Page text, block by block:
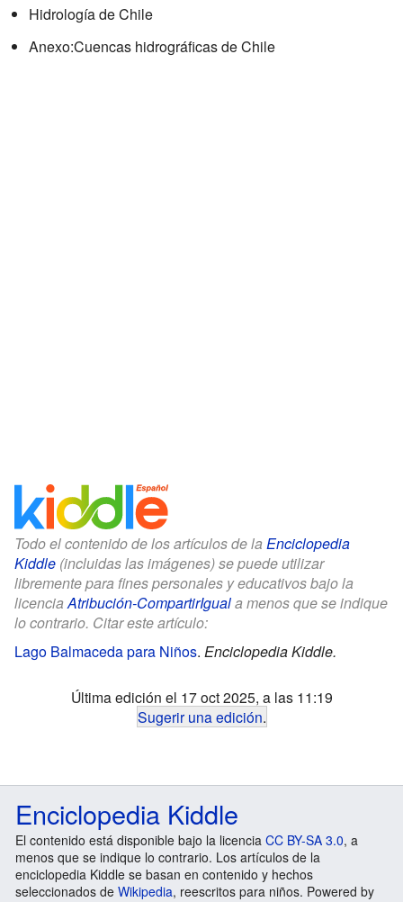
Hidrología de Chile
Anexo:Cuencas hidrográficas de Chile
Todo el contenido de los artículos de la Enciclopedia
Kiddle (incluidas las imágenes) se puede utilizar
libremente para fines personales y educativos bajo la
licenciaAtribución-CompartirIguala menos que se indique
lo contrario. Citar este artículo:
Lago Balmaceda para Niños. Enciclopedia Kiddle.
Última edición el 17 oct 2025, a las 11:19
Sugerir una edición.
Enciclopedia Kiddle
El contenido está disponible bajo la licencia CC BY-SA 3.0, a
menos que se indique lo contrario. Los artículos de la
enciclopedia Kiddle se basan en contenido y hechos
seleccionados de Wikipedia, reescritos para niños. Powered by